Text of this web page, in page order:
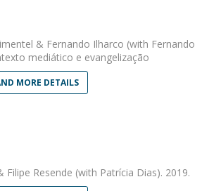
& Fernando Ilharco (with Fernando
mediático e evangelização
MORE DETAILS
Filipe Resende (with Patrícia Dias). 2019.